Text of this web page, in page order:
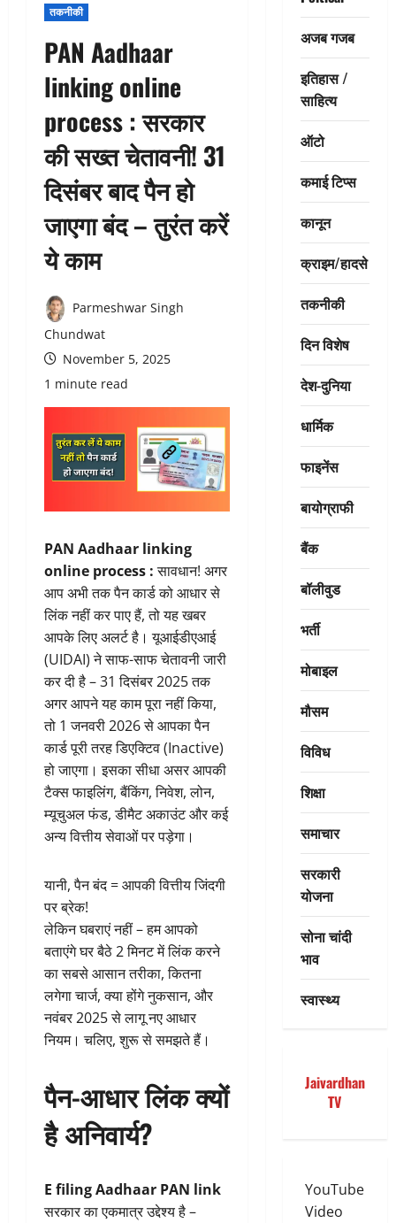
तकनीकी
PAN Aadhaar
linking online
process : सरकार
की सख्त चेतावनी! 31
दिसंबर बाद पैन हो
जाएगा बंद – तुरंत करें
ये काम
Parmeshwar Singh
Chundwat
November 5, 2025
1 minute read
PAN Aadhaar linking
online process :सावधान! अगर
आप अभी तक पैन कार्ड को आधार से
लिंक नहीं कर पाए हैं, तो यह खबर
आपके लिए अलर्ट है। यूआईडीएआई
(UIDAI) ने साफ-साफ चेतावनी जारी
कर दी है – 31 दिसंबर 2025 तक
अगर आपने यह काम पूरा नहीं किया,
तो 1 जनवरी 2026 से आपका पैन
कार्ड पूरी तरह डिएक्टिव (Inactive)
हो जाएगा। इसका सीधा असर आपकी
टैक्स फाइलिंग, बैंकिंग, निवेश, लोन,
म्यूचुअल फंड, डीमैट अकाउंट और कई
अन्य वित्तीय सेवाओं पर पड़ेगा।
यानी, पैन बंद = आपकी वित्तीय जिंदगी
पर ब्रेक!
लेकिन घबराएं नहीं – हम आपको
बताएंगे घर बैठे 2 मिनट में लिंक करने
का सबसे आसान तरीका, कितना
लगेगा चार्ज, क्या होंगे नुकसान, और
नवंबर 2025 से लागू नए आधार
नियम। चलिए, शुरू से समझते हैं।
पैन-आधार लिंक क्यों
है अनिवार्य?
E filing Aadhaar PAN link
सरकार का एकमात्र उद्देश्य है –
अजब गजब
इतिहास /
साहित्य
ऑटो
कमाई टिप्स
कानून
क्राइम/हादसे
तकनीकी
दिन विशेष
देश-दुनिया
धार्मिक
फाइनेंस
बायोग्राफी
बैंक
बॉलीवुड
भर्ती
मोबाइल
मौसम
विविध
शिक्षा
समाचार
सरकारी
योजना
सोना चांदी
भाव
स्वास्थ्य
Jaivardhan
TV
YouTube
Video